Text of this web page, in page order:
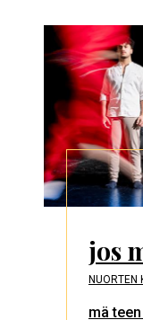
jos
NUORTEN
mä